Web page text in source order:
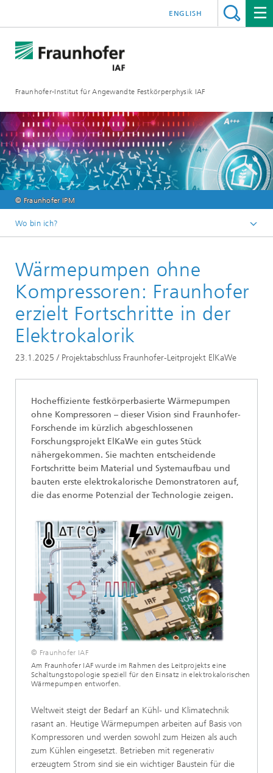
Fraunhofer-Institut für Angewandte Festkörperphysik IAF
ENGLISH
© Fraunhofer IPM
Wo bin ich?
Wärmepumpen ohne
Kompressoren: Fraunhofer
erzielt Fortschritte in der
Elektrokalorik
23.1.2025 / Projektabschluss Fraunhofer-Leitprojekt ElKaWe
Hocheffiziente festkörperbasierte Wärmepumpen
ohne Kompressoren – dieser Vision sind Fraunhofer-
Forschende im kürzlich abgeschlossenen
Forschungsprojekt ElKaWe ein gutes Stück
nähergekommen. Sie machten entscheidende
Fortschritte beim Material und Systemaufbau und
bauten erste elektrokalorische Demonstratoren auf,
die das enorme Potenzial der Technologie zeigen.
© Fraunhofer IAF
Am Fraunhofer IAF wurde im Rahmen des Leitprojekts eine
Schaltungstopologie speziell für den Einsatz in elektrokalorischen
Wärmepumpen entworfen.
Weltweit steigt der Bedarf an Kühl- und Klimatechnik
rasant an. Heutige Wärmepumpen arbeiten auf Basis von
Kompressoren und werden sowohl zum Heizen als auch
zum Kühlen eingesetzt. Betrieben mit regenerativ
erzeugtem Strom sind sie ein wichtiger Baustein für die